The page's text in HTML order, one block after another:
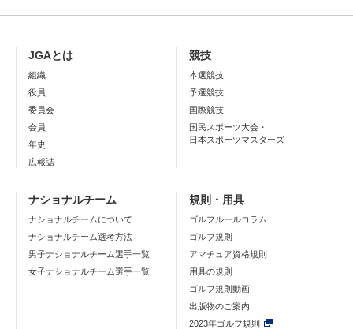
JGAとは
組織
役員
委員会
会員
年史
広報誌
競技
本選競技
予選競技
国際競技
国民スポーツ大会・
日本スポーツマスターズ
ナショナルチーム
ナショナルチームについて
ナショナルチーム選考方法
男子ナショナルチーム選手一覧
女子ナショナルチーム選手一覧
規則・用具
ゴルフルールコラム
ゴルフ規則
アマチュア資格規則
用具の規則
ゴルフ規則動画
出版物のご案内
2023年ゴルフ規則